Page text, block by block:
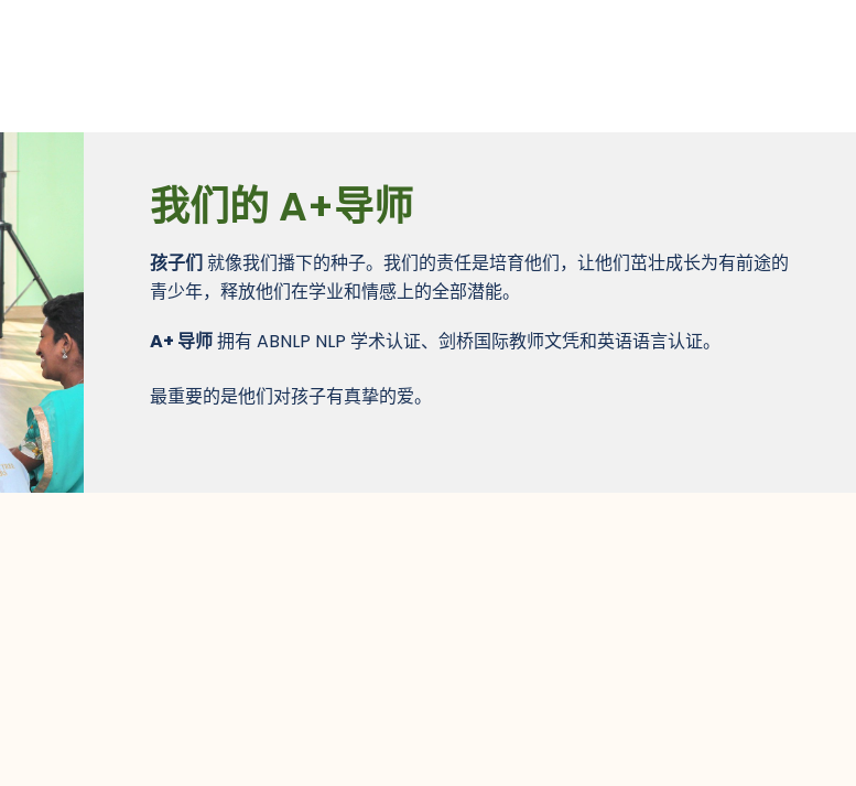
我们的 A+导师
孩子们 就像我们播下的种子。我们的责任是培育他们，让他们茁壮成长为有前途的
青少年，释放他们在学业和情感上的全部潜能。
A+ 导师拥有 ABNLP NLP 学术认证、剑桥国际教师文凭和英语语言认证。
最重要的是他们对孩子有真挚的爱。